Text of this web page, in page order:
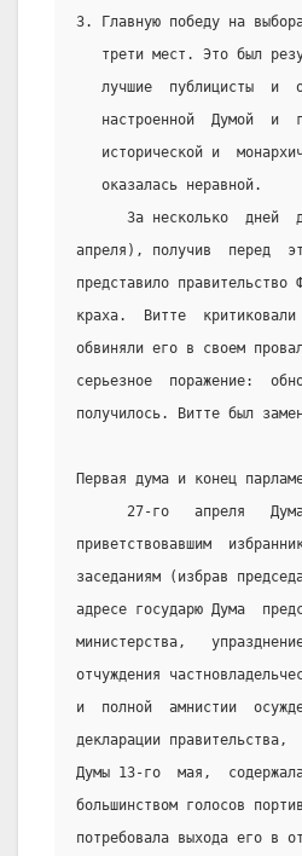
3. Главную победу на
трети мест. Это был
лучшие  публицисты  и
настроенной  Думой  и
исторической и
   оказалась неравной.
За несколько  дней
апреля), получив  перед
представило
краха.  Витте
обвиняли его в своем
серьезное  поражение:
получилось. Витте был
Первая дума и конец
27-го   апреля
приветствовавшим
заседаниям (избрав
адресе государю Дума
министерства,
отчуждения
и  полной  амнистии
декларации
Думы 13-го  мая,
большинством голосов
потребовала выхода его в